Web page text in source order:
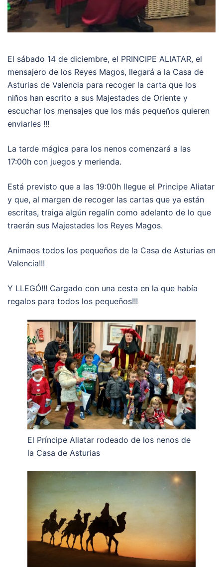
El sábado 14 de diciembre, el PRINCIPE ALIATAR, el
mensajero de los Reyes Magos, llegará a la Casa de
Asturias de Valencia para recoger la carta que los
niños han escrito a sus Majestades de Oriente y
escuchar los mensajes que los más pequeños quieren
enviarles !!!
La tarde mágica para los nenos comenzará a las
17:00h con juegos y merienda.
Está previsto que a las 19:00h llegue el Principe Aliatar
y que, al margen de recoger las cartas que ya están
escritas, traiga algún regalín como adelanto de lo que
traerán sus Majestades los Reyes Magos.
Animaos todos los pequeños de la Casa de Asturias en
Valencia!!!
Y LLEGÓ!!! Cargado con una cesta en la que había
regalos para todos los pequeños!!!
El Príncipe Aliatar rodeado de los nenos de
la Casa de Asturias